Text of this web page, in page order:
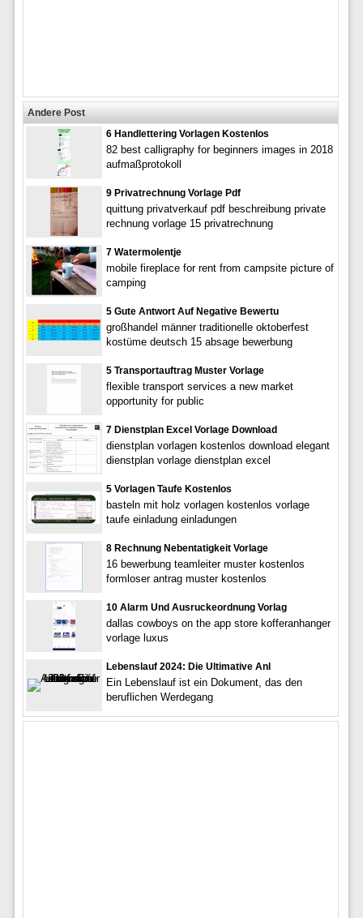
Andere Post
6 Handlettering Vorlagen Kostenlos
82 best calligraphy for beginners images in 2018
aufmaßprotokoll
9 Privatrechnung Vorlage Pdf
quittung privatverkauf pdf beschreibung private
rechnung vorlage 15 privatrechnung
7 Watermolentje
mobile fireplace for rent from campsite picture of
camping
5 Gute Antwort Auf Negative Bewertu
großhandel männer traditionelle oktoberfest
kostüme deutsch 15 absage bewerbung
5 Transportauftrag Muster Vorlage
flexible transport services a new market
opportunity for public
7 Dienstplan Excel Vorlage Download
dienstplan vorlagen kostenlos download elegant
dienstplan vorlage dienstplan excel
5 Vorlagen Taufe Kostenlos
basteln mit holz vorlagen kostenlos vorlage
taufe einladung einladungen
8 Rechnung Nebentatigkeit Vorlage
16 bewerbung teamleiter muster kostenlos
formloser antrag muster kostenlos
10 Alarm Und Ausruckeordnung Vorlag
dallas cowboys on the app store kofferanhanger
vorlage luxus
Lebenslauf 2024: Die Ultimative Anl
Ein Lebenslauf ist ein Dokument, das den
beruflichen Werdegang